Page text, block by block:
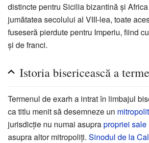
distincte pentru Sicilia bizantină și
jumătatea secolului al VIII-lea, toate
fuseseră pierdute pentru Imperiu, fiind
și de franci.
Istoria bisericească a
Termenul de exarh a intrat în limbajul
ca titlu menit să desemneze un mitropolit
jurisdicție nu numai asuprapropriei sale
asupra altor mitropoliți. Sinodul de la